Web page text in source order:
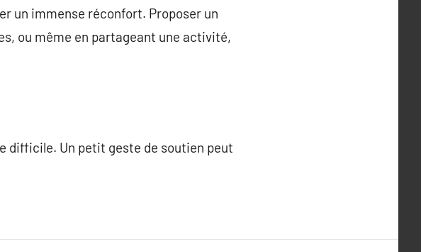
un immense réconfort. Proposer un
ou même en partageant une activité,
difficile. Un petit geste de soutien peut